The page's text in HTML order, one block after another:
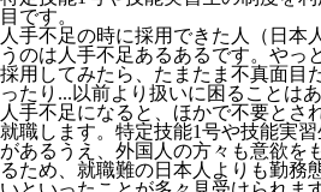
目 です。
人手不足の時に採用できた人（日本
うのは人手不足あるあるです。やっ
採用してみたら、たまたま不真面目
ったり...以前より扱いに困ることは
人手不足になると、ほかで不要とさ
就職します。特定技能1号や技能実
があるうえ、外国人の方々も意欲を
るため、就職難の日本人よりも勤務